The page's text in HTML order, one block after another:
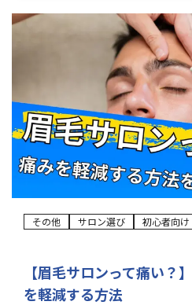
その他 サロン選び 初心者向け
【眉毛サロンって痛い？
を軽減する方法